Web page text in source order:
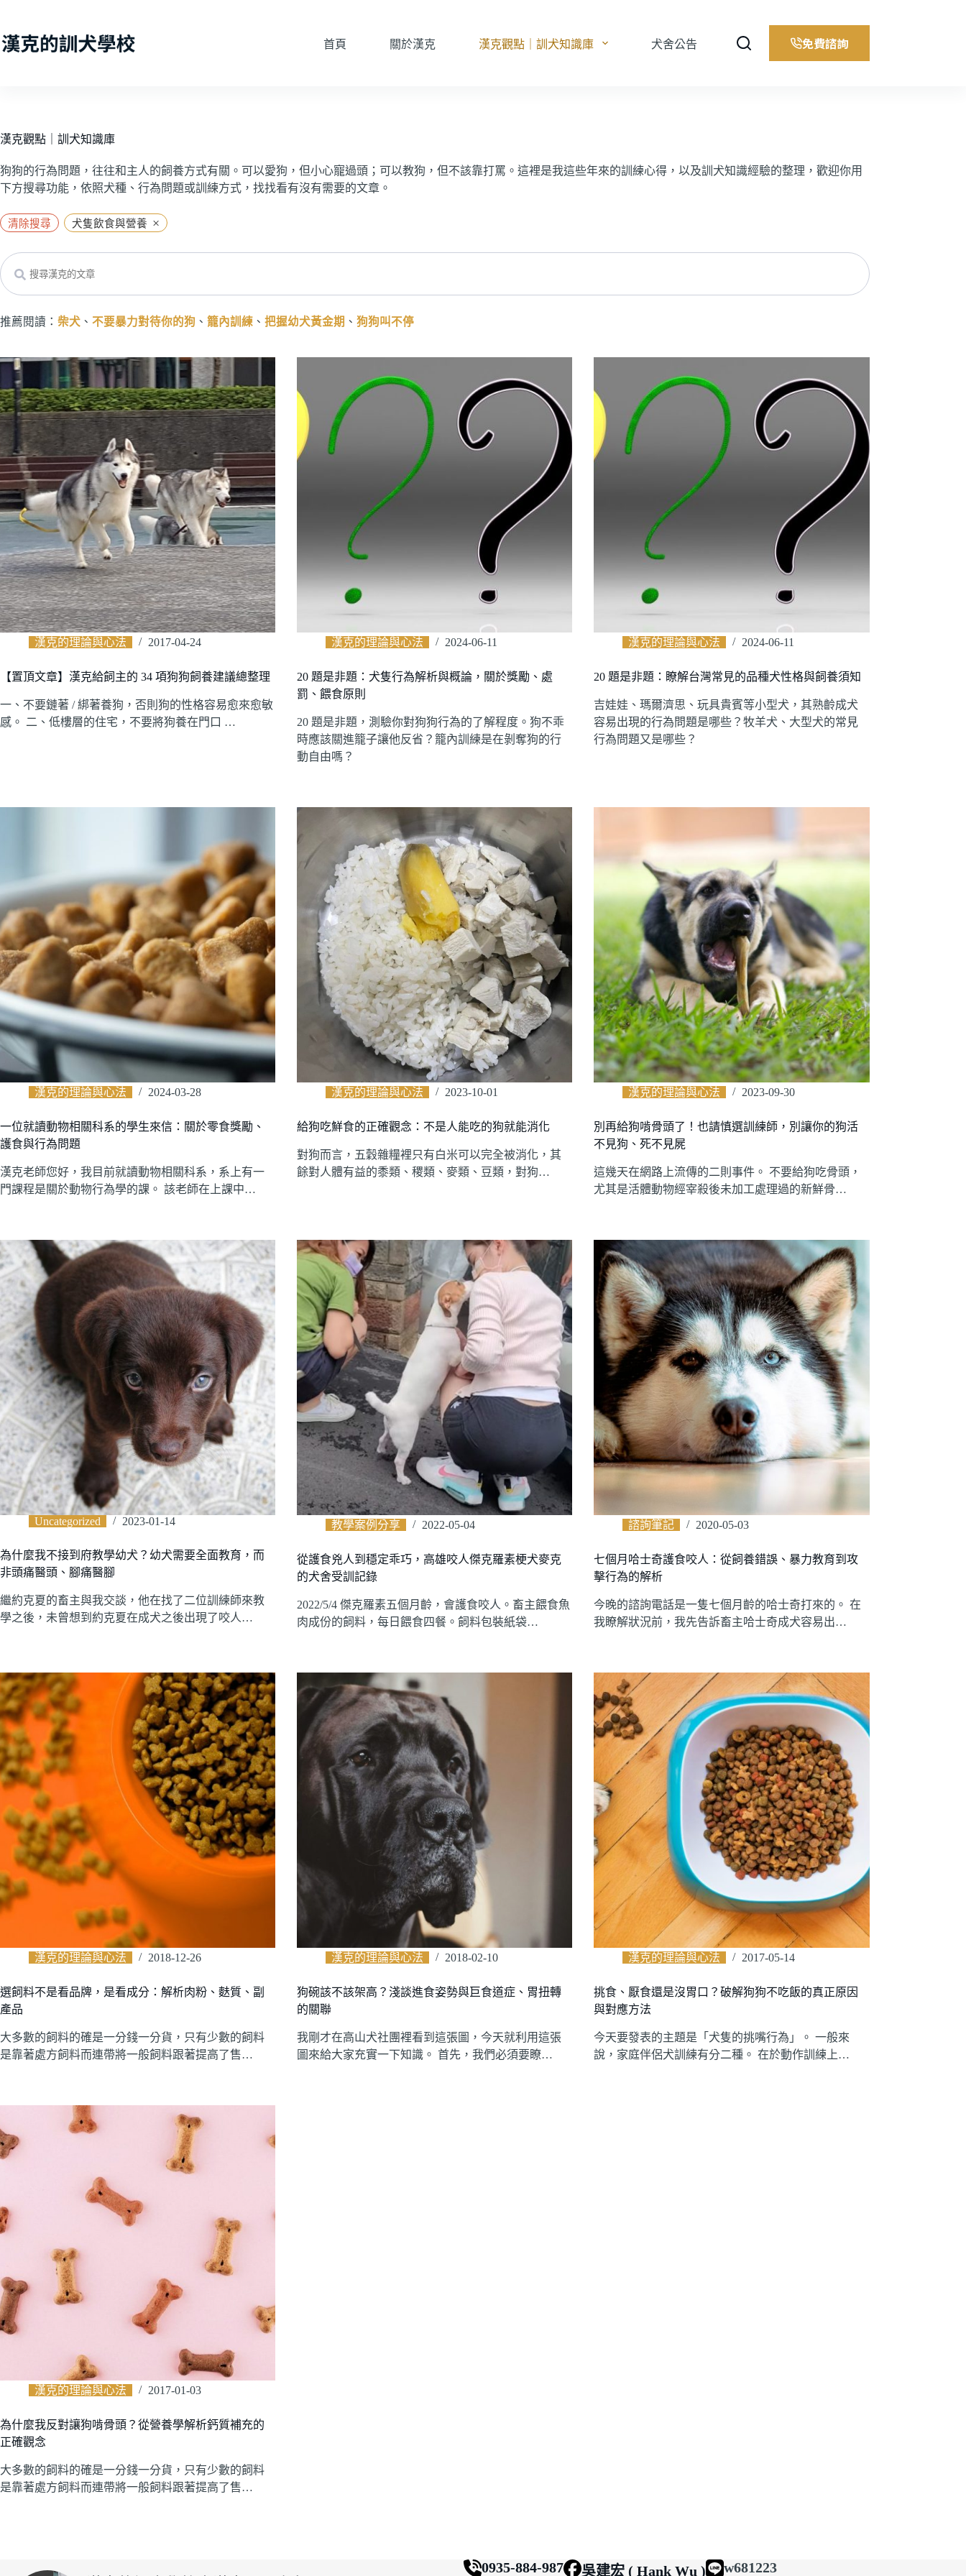
主
首頁 關於漢克 漢克觀點｜訓犬知識庫 犬舍公告 免費諮詢
漢克觀點｜訓犬知識庫
狗狗的行為問題，往往和主人的飼養方式有關。可以愛狗，但小心寵過頭；可以教狗，但不該靠打罵。這裡是我這些年來的訓練心得，以及訓犬知識經驗的整理，歡迎你用
下方搜尋功能，依照犬種、行為問題或訓練方式，找找看有沒有需要的文章。
清除搜尋 犬隻飲食與營養 ×
Search
推薦閱讀： 柴犬 、 不要暴力對待你的狗 、 籠內訓練 、 把握幼犬黃金期 、 狗狗叫不停
漢克的理論與心法 2017-04-24
【置頂文章】漢克給飼主的 34 項狗狗飼養建議總整理
一、不要鏈著 / 綁著養狗，否則狗的性格容易愈來愈敏
感。 二、低樓層的住宅，不要將狗養在門口 …
漢克的理論與心法 2024-06-11
20 題是非題：犬隻行為解析與概論，關於獎勵、處
罰、餵食原則
20 題是非題，測驗你對狗狗行為的了解程度。狗不乖
時應該關進籠子讓他反省？籠內訓練是在剝奪狗的行
動自由嗎？
漢克的理論與心法 2024-06-11
20 題是非題：瞭解台灣常見的品種犬性格與飼養須知
吉娃娃、瑪爾濟思、玩具貴賓等小型犬，其熟齡成犬
容易出現的行為問題是哪些？牧羊犬、大型犬的常見
行為問題又是哪些？
漢克的理論與心法 2024-03-28
一位就讀動物相關科系的學生來信：關於零食獎勵、
護食與行為問題
漢克老師您好，我目前就讀動物相關科系，系上有一
門課程是關於動物行為學的課。 該老師在上課中…
漢克的理論與心法 2023-10-01
給狗吃鮮食的正確觀念：不是人能吃的狗就能消化
對狗而言，五穀雜糧裡只有白米可以完全被消化，其
餘對人體有益的黍類、稷類、麥類、豆類，對狗…
漢克的理論與心法 2023-09-30
別再給狗啃骨頭了！也請慎選訓練師，別讓你的狗活
不見狗、死不見屍
這幾天在網路上流傳的二則事件。 不要給狗吃骨頭，
尤其是活體動物經宰殺後未加工處理過的新鮮骨…
Uncategorized 2023-01-14
為什麼我不接到府教學幼犬？幼犬需要全面教育，而
非頭痛醫頭、腳痛醫腳
繼約克夏的畜主與我交談，他在找了二位訓練師來教
學之後，未曾想到約克夏在成犬之後出現了咬人…
教學案例分享 2022-05-04
從護食兇人到穩定乖巧，高雄咬人傑克羅素梗犬麥克
的犬舍受訓記錄
2022/5/4 傑克羅素五個月齡，會護食咬人。畜主餵食魚
肉成份的飼料，每日餵食四餐。飼料包裝紙袋…
諮詢筆記 2020-05-03
七個月哈士奇護食咬人：從飼養錯誤、暴力教育到攻
擊行為的解析
今晚的諮詢電話是一隻七個月齡的哈士奇打來的。 在
我瞭解狀況前，我先告訴畜主哈士奇成犬容易出…
漢克的理論與心法 2018-12-26
選飼料不是看品牌，是看成分：解析肉粉、麩質、副
產品
大多數的飼料的確是一分錢一分貨，只有少數的飼料
是靠著處方飼料而連帶將一般飼料跟著提高了售…
漢克的理論與心法 2018-02-10
狗碗該不該架高？淺談進食姿勢與巨食道症、胃扭轉
的關聯
我剛才在高山犬社團裡看到這張圖，今天就利用這張
圖來給大家充實一下知識。 首先，我們必須要瞭…
漢克的理論與心法 2017-05-14
挑食、厭食還是沒胃口？破解狗狗不吃飯的真正原因
與對應方法
今天要發表的主題是「犬隻的挑嘴行為」。 一般來
說，家庭伴侶犬訓練有分二種。 在於動作訓練上…
漢克的理論與心法 2017-01-03
為什麼我反對讓狗啃骨頭？從營養學解析鈣質補充的
正確觀念
大多數的飼料的確是一分錢一分貨，只有少數的飼料
是靠著處方飼料而連帶將一般飼料跟著提高了售…
0935-884-987 吳建宏 ( Hank Wu ) w681223